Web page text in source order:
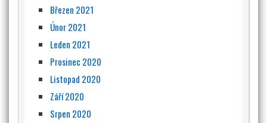
Březen 2021
Únor 2021
Leden 2021
Prosinec 2020
Listopad 2020
Září 2020
Srpen 2020